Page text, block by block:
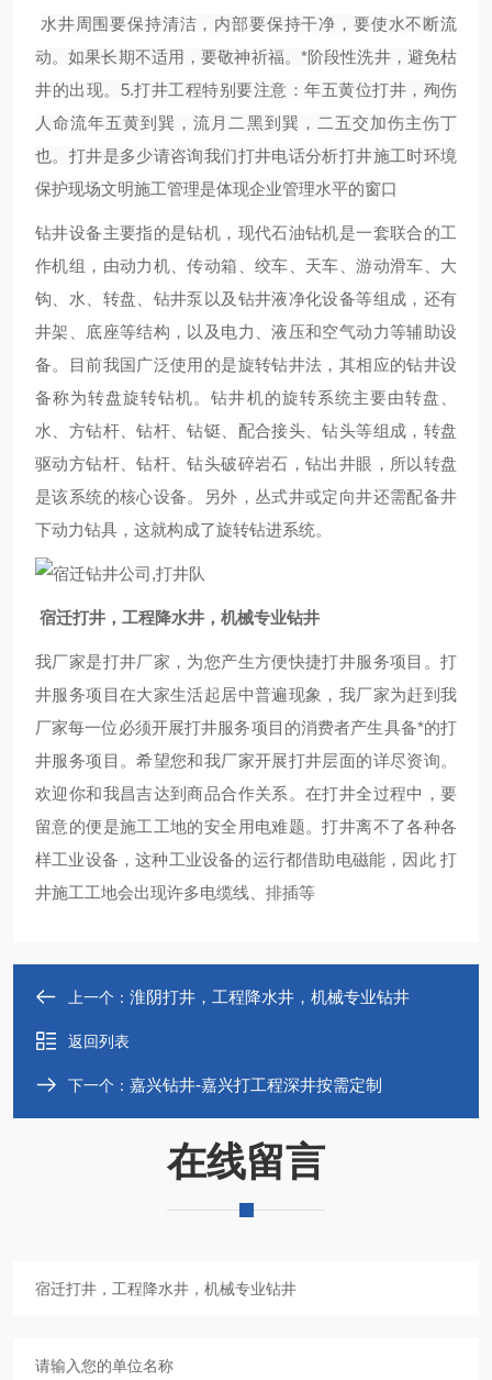
水井周围要保持清洁，内部要保持干净，要使水不断流
动。如果长期不适用，要敬神祈福。*阶段性洗井，避免枯
井的出现。5.打井工程特别要注意：年五黄位打井，殉伤
人命流年五黄到巽，流月二黑到巽，二五交加伤主伤丁
也。打井是多少请咨询我们打井电话分析打井施工时环境
保护现场文明施工管理是体现企业管理水平的窗口
钻井设备主要指的是钻机，现代石油钻机是一套联合的工
作机组，由动力机、传动箱、绞车、天车、游动滑车、大
钩、水、转盘、钻井泵以及钻井液净化设备等组成，还有
井架、底座等结构，以及电力、液压和空气动力等辅助设
备。目前我国广泛使用的是旋转钻井法，其相应的钻井设
备称为转盘旋转钻机。钻井机的旋转系统主要由转盘、
水、方钻杆、钻杆、钻铤、配合接头、钻头等组成，转盘
驱动方钻杆、钻杆、钻头破碎岩石，钻出井眼，所以转盘
是该系统的核心设备。另外，丛式井或定向井还需配备井
下动力钻具，这就构成了旋转钻进系统。
宿迁打井，工程降水井，机械专业钻井
我厂家是打井厂家，为您产生方便快捷打井服务项目。打
井服务项目在大家生活起居中普遍现象，我厂家为赶到我
厂家每一位必须开展打井服务项目的消费者产生具备*的打
井服务项目。希望您和我厂家开展打井层面的详尽资询。
欢迎你和我昌吉达到商品合作关系。在打井全过程中，要
留意的便是施工工地的安全用电难题。打井离不了各种各
样工业设备，这种工业设备的运行都借助电磁能，因此 打
井施工工地会出现许多电缆线、排插等
上一个： 淮阴打井，工程降水井，机械专业钻井
返回列表
下一个： 嘉兴钻井-嘉兴打工程深井按需定制
在线留言